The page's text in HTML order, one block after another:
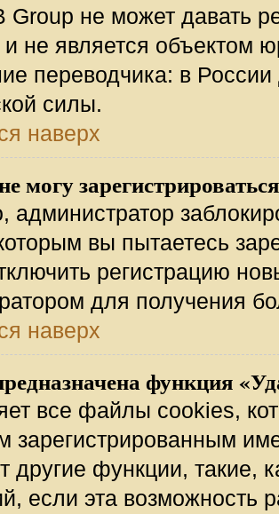
Group не может давать
не является объектом
переводчика: в
силы.
наверх
могу
администратор
вы пытаетесь
регистрацию
для получения
наверх
функция
все файлы cookies,
зарегистрированным
другие функции, такие,
если эта возможность